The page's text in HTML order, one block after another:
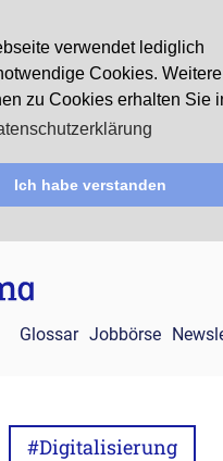
verwendet lediglich
Cookies. Weitere
zu Cookies erhalten Sie
Ich habe verstanden
Glossar Jobbörse
#Digitalisierung